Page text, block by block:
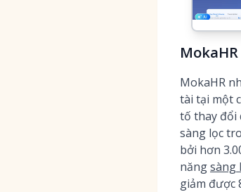
MokaHR
tài tại một
tố thay đổi
sàng lọc
bởi hơn
năngsàng
giảm được